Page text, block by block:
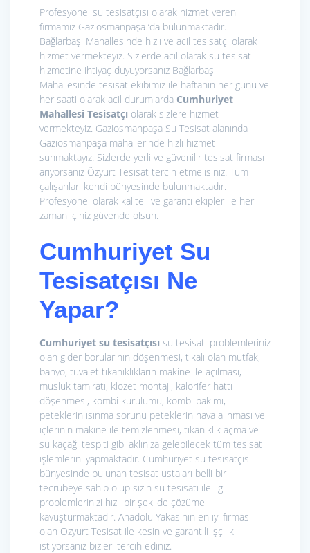
Profesyonel su tesisatçısı olarak hizmet veren
firmamız Gaziosmanpaşa ‘da bulunmaktadır.
Bağlarbaşı Mahallesinde hızlı ve acil tesisatçı olarak
hizmet vermekteyiz. Sizlerde acil olarak su tesisat
hizmetine ihtiyaç duyuyorsanız Bağlarbaşı
Mahallesinde tesisat ekibimiz ile haftanın her günü ve
her saati olarak acil durumlarda Cumhuriyet
Mahallesi Tesisatçı olarak sizlere hizmet
vermekteyiz. Gaziosmanpaşa Su Tesisat alanında
Gaziosmanpaşa mahallerinde hızlı hizmet
sunmaktayız. Sizlerde yerli ve güvenilir tesisat firması
arıyorsanız Özyurt Tesisat tercih etmelisiniz. Tüm
çalışanları kendi bünyesinde bulunmaktadır.
Profesyonel olarak kaliteli ve garanti ekipler ile her
zaman içiniz güvende olsun.
Cumhuriyet Su
Tesisatçısı Ne
Yapar?
Cumhuriyet su tesisatçısı su tesisatı problemleriniz
olan gider borularının döşenmesi, tıkalı olan mutfak,
banyo, tuvalet tıkanıklıkların makine ile açılması,
musluk tamiratı, klozet montajı, kalorifer hattı
döşenmesi, kombi kurulumu, kombi bakımı,
peteklerin ısınma sorunu peteklerin hava alınması ve
içlerinin makine ile temizlenmesi, tıkanıklık açma ve
su kaçağı tespiti gibi aklınıza gelebilecek tüm tesisat
işlemlerini yapmaktadır. Cumhuriyet su tesisatçısı
bünyesinde bulunan tesisat ustaları belli bir
tecrübeye sahip olup sizin su tesisatı ile ilgili
problemlerinizi hızlı bir şekilde çözüme
kavuşturmaktadır. Anadolu Yakasının en iyi firması
olan Özyurt Tesisat ile kesin ve garantili işçilik
istiyorsanız bizleri tercih ediniz.